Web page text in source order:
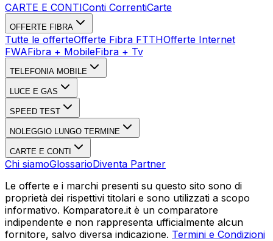
CARTE E CONTIConti CorrentiCarte
OFFERTE FIBRA
Tutte le offerteOfferte Fibra FTTHOfferte Internet
FWAFibra + MobileFibra + Tv
TELEFONIA MOBILE
LUCE E GAS
SPEED TEST
NOLEGGIO LUNGO TERMINE
CARTE E CONTI
Chi siamoGlossarioDiventa Partner
Le offerte e i marchi presenti su questo sito sono di
proprietà dei rispettivi titolari e sono utilizzati a scopo
informativo. Komparatore.it è un comparatore
indipendente e non rappresenta ufficialmente alcun
fornitore, salvo diversa indicazione. Termini e Condizioni